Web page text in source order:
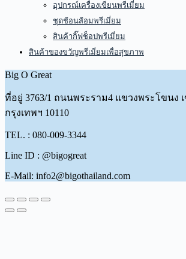
อุปกรณ์เครื่องเขียนพรีเมี่ยม
ชุดช้อนส้อมพรีเมี่ยม
สินค้ากิ๊ฟช็อปพรีเมี่ยม
สินค้าของขวัญพรีเมี่ยมเพื่อสุขภาพ
Big O Great
ที่อยู่ 3763/1 ถนนพระราม4 แขวงพระโขนง
กรุงเทพฯ 10110
TEL. : 080-009-3344
Line ID : @bigogreat
E-Mail: info2@bigothailand.com